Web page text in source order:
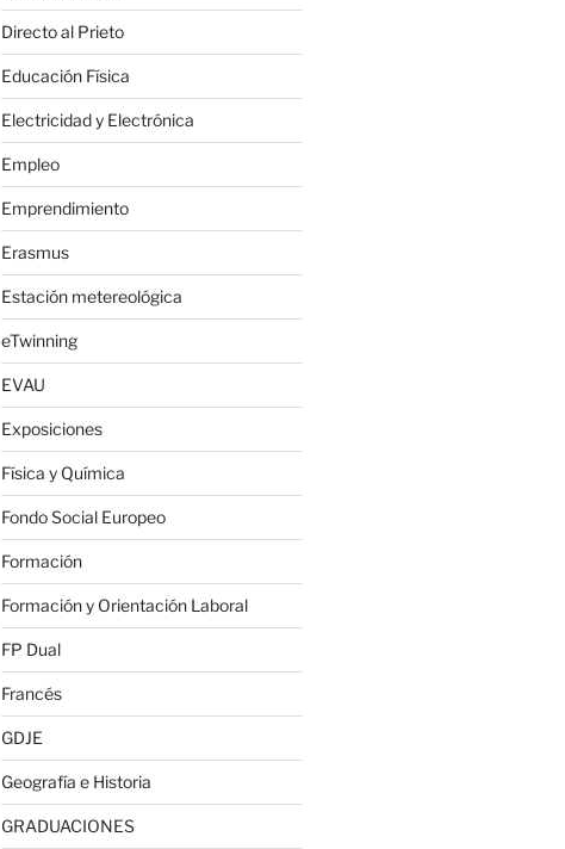
Directo al Prieto
Educación Física
Electricidad y Electrónica
Empleo
Emprendimiento
Erasmus
Estación metereológica
eTwinning
EVAU
Exposiciones
Física y Química
Fondo Social Europeo
Formación
Formación y Orientación Laboral
FP Dual
Francés
GDJE
Geografía e Historia
GRADUACIONES